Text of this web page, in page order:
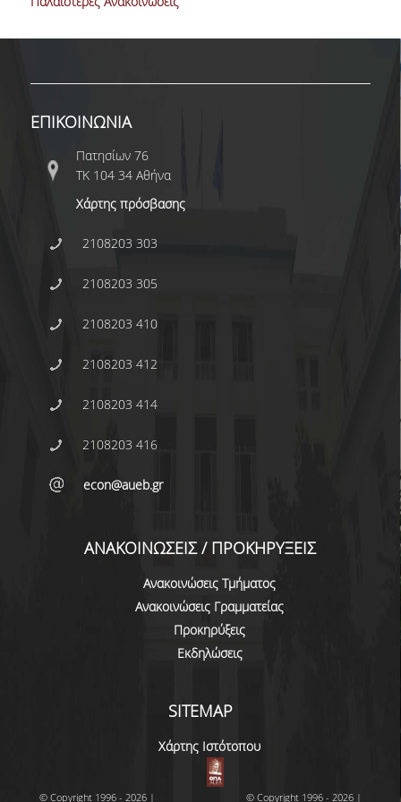
Πανεπιστήμιο Αθηνών»
ΕΠΙΚΟΙΝΩΝΙΑ
Πατησίων 76
ΤΚ 104 34 Αθήνα
Χάρτης πρόσβασης
2108203 303
2108203 305
2108203 410
2108203 412
2108203 414
2108203 416
econ@aueb.gr
ΑΝΑΚΟΙΝΩΣΕΙΣ / ΠΡΟΚΗΡΥΞΕΙΣ
Ανακοινώσεις Τμήματος
Ανακοινώσεις Γραμματείας
Προκηρύξεις
Εκδηλώσεις
SITEMAP
Χάρτης Ιστότοπου
© Copyright 1996 - 2026 | © Copyright 1996 - 2026 |